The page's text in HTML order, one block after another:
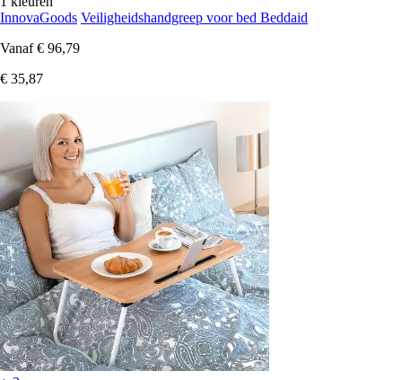
InnovaGoods Veiligheidshandgreep voor bed Beddaid
Vanaf € 96,79
€ 35,87